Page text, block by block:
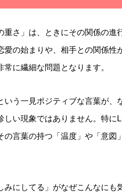
重さ」は、ときにその関係の進
愛の始まりや、相手との関係性
に繊細な問題となります。
いう一見ポジティブな言葉が、
い現象ではありません。特に
の言葉の持つ「温度」や「意図
みにしてる」がなぜこんなに